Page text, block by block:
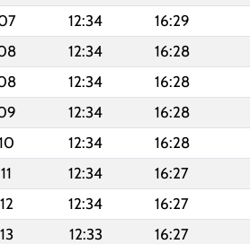
12:34 16:29
12:34 16:28
12:34 16:28
12:34 16:28
12:34 16:28
12:34 16:27
12:34 16:27
12:33 16:27